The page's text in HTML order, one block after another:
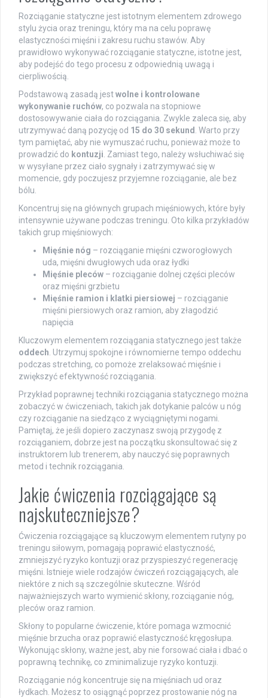
Rozciąganie statyczne jest istotnym elementem zdrowego
stylu życia oraz treningu, który ma na celu poprawę
elastyczności mięśni i zakresu ruchu stawów. Aby
prawidłowo wykonywać rozciąganie statyczne, istotne jest,
aby podejść do tego procesu z odpowiednią uwagą i
cierpliwością.
Podstawową zasadą jestwolne i kontrolowane
wykonywanie ruchów, co pozwala na stopniowe
dostosowywanie ciała do rozciągania. Zwykle zaleca się, aby
utrzymywać daną pozycję od 15 do 30 sekund . Warto przy
tym pamiętać, aby nie wymuszać ruchu, ponieważ może to
prowadzić do kontuzji. Zamiast tego, należy wsłuchiwać się
w wysyłane przez ciało sygnały i zatrzymywać się w
momencie, gdy poczujesz przyjemne rozciąganie, ale bez
bólu.
Koncentruj się na głównych grupach mięśniowych, które były
intensywnie używane podczas treningu. Oto kilka przykładów
takich grup mięśniowych:
Mięśnie nóg – rozciąganie mięśni czworogłowych
uda, mięśni dwugłowych uda oraz łydki
Mięśnie pleców – rozciąganie dolnej części pleców
oraz mięśni grzbietu
Mięśnie ramion i klatki piersiowej – rozciąganie
mięśni piersiowych oraz ramion, aby złagodzić
napięcia
Kluczowym elementem rozciągania statycznego jest także
oddech. Utrzymuj spokojne i równomierne tempo oddechu
podczas stretching, co pomoże zrelaksować mięśnie i
zwiększyć efektywność rozciągania.
Przykład poprawnej techniki rozciągania statycznego można
zobaczyć w ćwiczeniach, takich jak dotykanie palców u nóg
czy rozciąganie na siedząco z wyciągniętymi nogami.
Pamiętaj, że jeśli dopiero zaczynasz swoją przygodę z
rozciąganiem, dobrze jest na początku skonsultować się z
instruktorem lub trenerem, aby nauczyć się poprawnych
metod i technik rozciągania.
Jakie ćwiczenia rozciągające są
najskuteczniejsze?
Ćwiczenia rozciągające są kluczowym elementem rutyny po
treningu siłowym, pomagają poprawić elastyczność,
zmniejszyć ryzyko kontuzji oraz przyspieszyć regenerację
mięśni. Istnieje wiele rodzajów ćwiczeń rozciągających, ale
niektóre z nich są szczególnie skuteczne. Wśród
najważniejszych warto wymienić skłony, rozciąganie nóg,
pleców oraz ramion.
Skłony to popularne ćwiczenie, które pomaga wzmocnić
mięśnie brzucha oraz poprawić elastyczność kręgosłupa.
Wykonując skłony, ważne jest, aby nie forsować ciała i dbać o
poprawną technikę, co zminimalizuje ryzyko kontuzji.
Rozciąganie nóg koncentruje się na mięśniach ud oraz
łydkach. Możesz to osiągnąć poprzez prostowanie nóg na